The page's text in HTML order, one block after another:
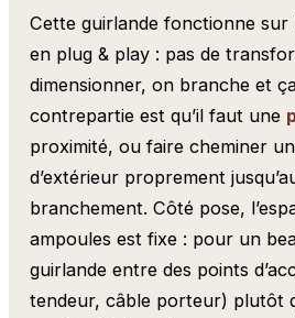
Cette guirlande fonctionne sur
en plug & play : pas de
dimensionner, on branche et
contrepartie est qu’il faut une
proximité, ou faire cheminer
d’extérieur proprement
branchement. Côté pose,
ampoules est fixe : pour un
guirlande entre des points
tendeur, câble porteur) plutôt